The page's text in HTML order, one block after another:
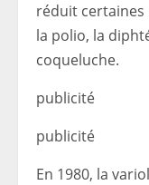
réduit certaines
la polio, la
coqueluche.
publicité
publicité
En 1980, la